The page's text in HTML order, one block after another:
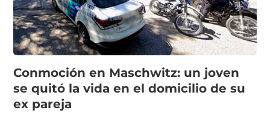
Conmoción en Maschwitz: un joven
se quitó la vida en el domicilio de su
ex pareja